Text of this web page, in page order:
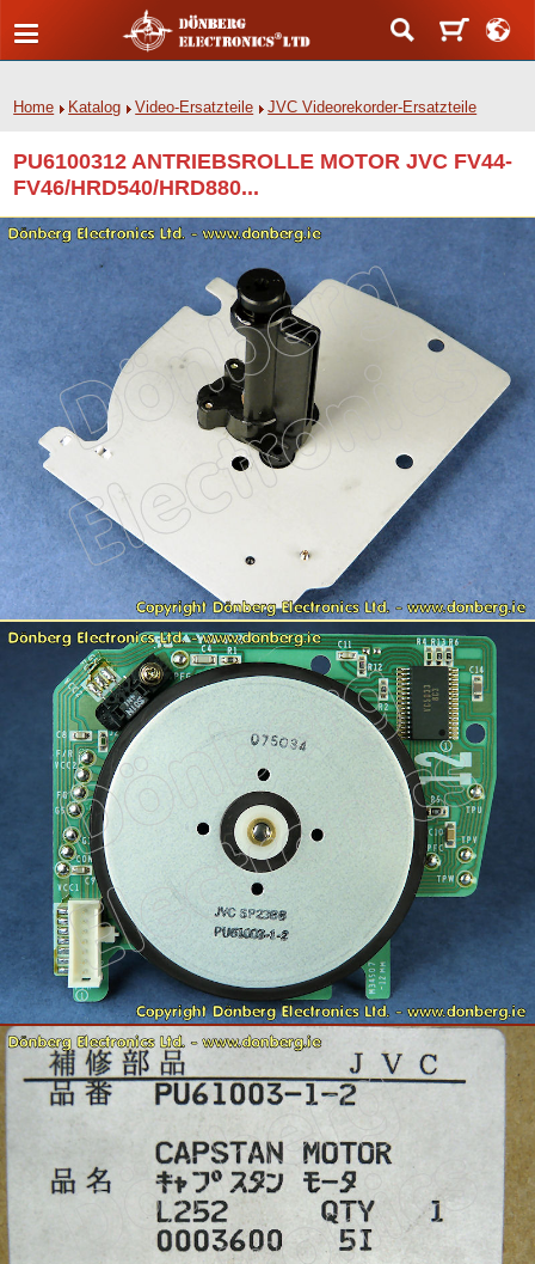
Home Katalog Video-Ersatzteile JVC Videorekorder-Ersatzteile
PU6100312 ANTRIEBSROLLE MOTOR JVC FV44-
FV46/HRD540/HRD880...